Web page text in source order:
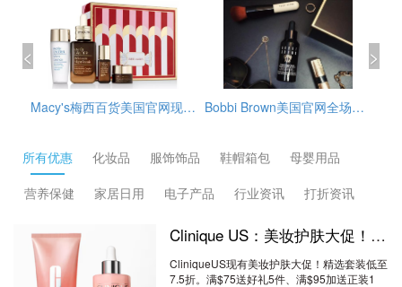
Bobbi Brown美国官网全场海淘满赠活动开启，订单满$65赠3件护肤小样（橘子面霜7ml+眼部打底5ml+卸妆油15ml），需使用优惠码：REFRESH，美国境内免邮，需要通过转运公司运输回来。 GlamGlow格莱魅美国官网冬季大促精选护肤品低至5折+部分额外9折促销，需用码：EXTRA10，另外，订单满$75送清洁4件套，价值$49，美国境内免邮。
< >
所有优惠 化妆品 服饰饰品 鞋帽箱包
母婴用品
营养保健
家居日用 电子产品 行业资讯 打折资讯
Clinique US：美妆护肤大促！精选套装低至7.5折 满送好礼5件+正装1件
CliniqueUS现有美妆护肤大促！精选套装低至
7.5折。满$75送好礼5件、满$95加送正装1